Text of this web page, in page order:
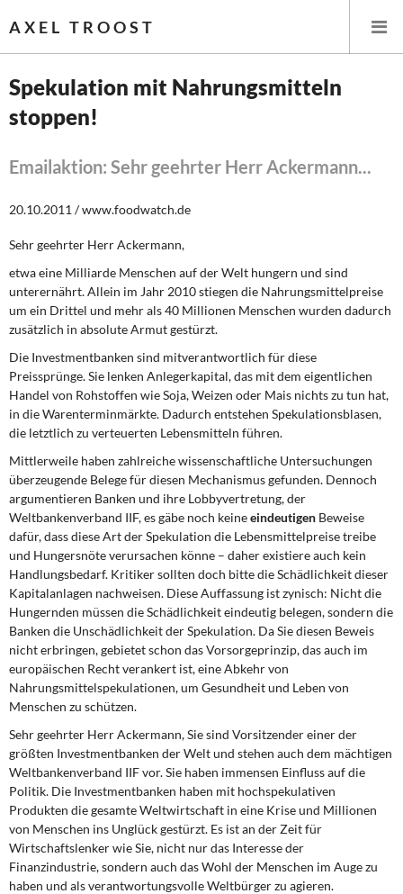
AXEL TROOST
Startseite
Themen
Leitlinien linker Wirtschafts- und Finanzpolitik
Wirtschaftspolitik
Steuer- und Finanzpolitik
Öffentliche Infrastruktur und Daseinsvorsorge
Eurokrise und Griechenland
DIE LINKE
Weitere Themen
Memo-Gruppe
Institut Solidarische Moderne
Rosa-Luxemburg-Stiftung
Über mich
Kontakt
Spekulation mit Nahrungsmitteln
stoppen!
Emailaktion: Sehr geehrter Herr Ackermann...
20.10.2011 / www.foodwatch.de
Sehr geehrter Herr Ackermann,
etwa eine Milliarde Menschen auf der Welt hungern und sind
unterernährt. Allein im Jahr 2010 stiegen die Nahrungsmittelpreise
um ein Drittel und mehr als 40 Millionen Menschen wurden dadurch
zusätzlich in absolute Armut gestürzt.
Die Investmentbanken sind mitverantwortlich für diese
Preissprünge. Sie lenken Anlegerkapital, das mit dem eigentlichen
Handel von Rohstoffen wie Soja, Weizen oder Mais nichts zu tun hat,
in die Warenterminmärkte. Dadurch entstehen Spekulationsblasen,
die letztlich zu verteuerten Lebensmitteln führen.
Mittlerweile haben zahlreiche wissenschaftliche Untersuchungen
überzeugende Belege für diesen Mechanismus gefunden. Dennoch
argumentieren Banken und ihre Lobbyvertretung, der
Weltbankenverband IIF, es gäbe noch keineeindeutigen Beweise
dafür, dass diese Art der Spekulation die Lebensmittelpreise treibe
und Hungersnöte verursachen könne – daher existiere auch kein
Handlungsbedarf. Kritiker sollten doch bitte die Schädlichkeit dieser
Kapitalanlagen nachweisen. Diese Auffassung ist zynisch: Nicht die
Hungernden müssen die Schädlichkeit eindeutig belegen, sondern die
Banken die Unschädlichkeit der Spekulation. Da Sie diesen Beweis
nicht erbringen, gebietet schon das Vorsorgeprinzip, das auch im
europäischen Recht verankert ist, eine Abkehr von
Nahrungsmittelspekulationen, um Gesundheit und Leben von
Menschen zu schützen.
Sehr geehrter Herr Ackermann, Sie sind Vorsitzender einer der
größten Investmentbanken der Welt und stehen auch dem mächtigen
Weltbankenverband IIF vor. Sie haben immensen Einfluss auf die
Politik. Die Investmentbanken haben mit hochspekulativen
Produkten die gesamte Weltwirtschaft in eine Krise und Millionen
von Menschen ins Unglück gestürzt. Es ist an der Zeit für
Wirtschaftslenker wie Sie, nicht nur das Interesse der
Finanzindustrie, sondern auch das Wohl der Menschen im Auge zu
haben und als verantwortungsvolle Weltbürger zu agieren.